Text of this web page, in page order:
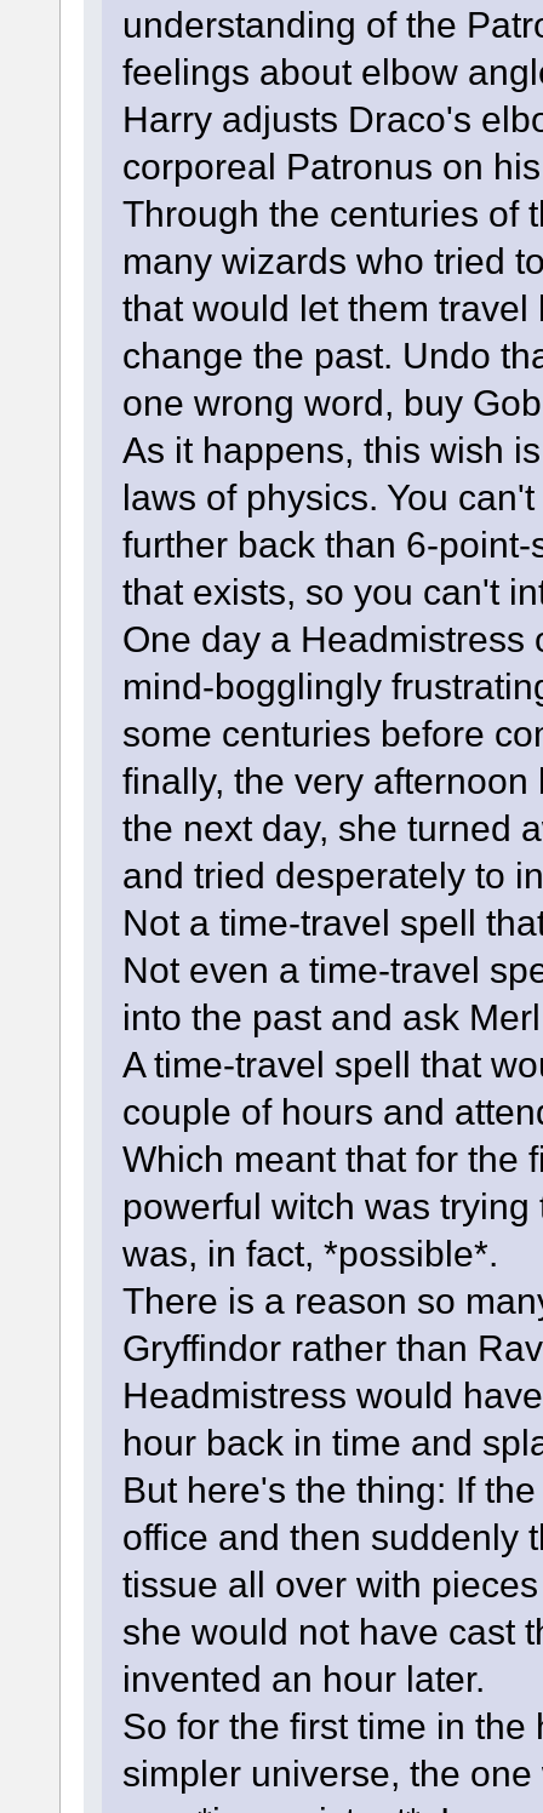
understanding of the
feelings about elbow
Harry adjusts Draco's
corporeal Patronus on
Through the centuries of
many wizards who tried
that would let them
change the past. Undo
one wrong word, buy
As it happens, this wish
laws of physics. You
further back than 6-
that exists, so you can't
One day a Headmistress
mind-bogglingly
some centuries before
finally, the very
the next day, she turned
and tried desperately to
Not a time-travel spell
Not even a time-travel
into the past and ask
A time-travel spell that
couple of hours and
Which meant that for the
powerful witch was
was, in fact, *possible*.
There is a reason so
Gryffindor rather than
Headmistress would
hour back in time and
But here's the thing: If
office and then suddenly
tissue all over with
she would not have cast
invented an hour later.
So for the first time in
simpler universe, the